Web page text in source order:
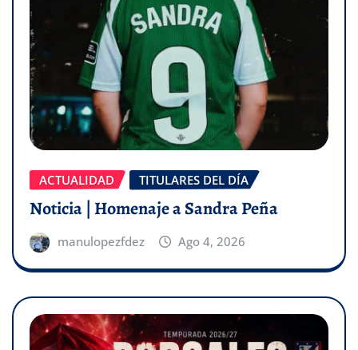
ACTUALIDAD TITULARES DEL DÍA
Noticia | Homenaje a Sandra Peña
manulopezfdez Ago 4, 2026